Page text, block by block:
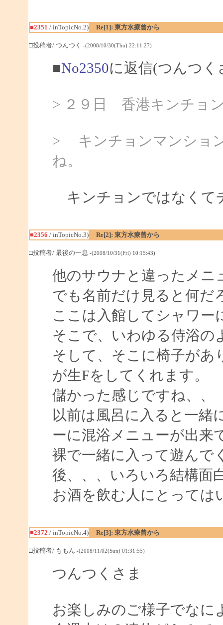
■2351 / inTopicNo.2) Re[1]: 東方水療曾から
□投稿者/ つんつく -(2008/10/30(Thu) 22:11:27)
■No2350に返信(つんつく
> ２９日 香港キンチョ
> キンチョンマンショ
ね。
キンチョンではなくて
■2356 / inTopicNo.3) Re[2]: 東方水療曾から
□投稿者/ 最後の一息 -(2008/10/31(Fri) 10:15:43)
他のサウナと違ったメニ
でも名前だけ見ると何
ここは入館してシャワー
そこで、いわゆる侍浴の
そして、そこに椅子があ
が生Fをしてくれます。
儲かった感じですね、、
以前は風呂に入ると一緒
ーに混浴メニューが出来
裸で一緒に入って遊んで
後、、、いろいろ結構面
お酒を飲む人にとっては
■2372 / inTopicNo.4) Re[3]: 東方水療曾から
□投稿者/ ももん -(2008/11/02(Sun) 01:31:55)
つんつくさま
お楽しみのご様子でなに